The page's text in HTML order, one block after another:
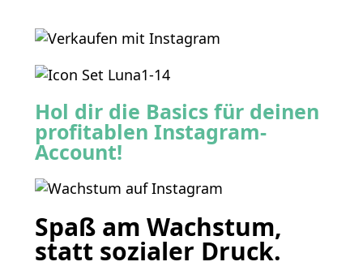
Hol dir die Basics für deinen
profitablen Instagram-
Account!
Spaß am Wachstum,
statt sozialer Druck.